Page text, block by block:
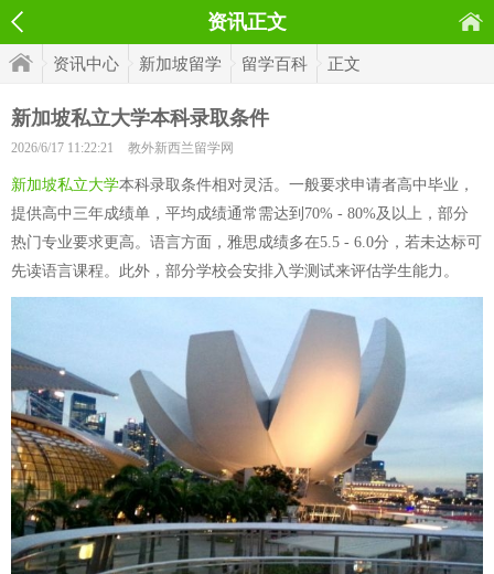
资讯正文
资讯中心 新加坡留学 留学百科 正文
新加坡私立大学本科录取条件
2026/6/17 11:22:21 教外新西兰留学网
新加坡私立大学本科录取条件相对灵活。一般要求申请者高中毕业，
提供高中三年成绩单，平均成绩通常需达到70% - 80%及以上，部分
热门专业要求更高。语言方面，雅思成绩多在5.5 - 6.0分，若未达标可
先读语言课程。此外，部分学校会安排入学测试来评估学生能力。